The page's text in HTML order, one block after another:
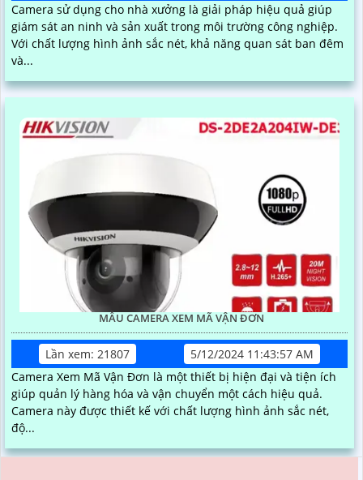
Camera sử dụng cho nhà xưởng là giải pháp hiệu quả giúp
giám sát an ninh và sản xuất trong môi trường công nghiệp.
Với chất lượng hình ảnh sắc nét, khả năng quan sát ban đêm
và...
MẪU CAMERA XEM MÃ VẬN ĐƠN
Lần xem: 21807
5/12/2024 11:43:57 AM
Camera Xem Mã Vận Đơn là một thiết bị hiện đại và tiện ích
giúp quản lý hàng hóa và vận chuyển một cách hiệu quả.
Camera này được thiết kế với chất lượng hình ảnh sắc nét,
độ...